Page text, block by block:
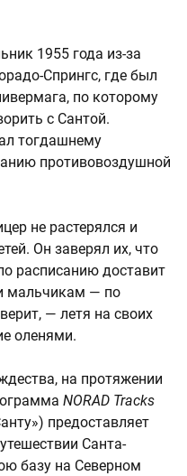
1955 года из-за
Спрингс, где был
по которому
с Сантой.
тогдашнему
противовоздушной
не растерялся и
Он заверял их, что
расписанию доставит
мальчикам — по
— летя на своих
оленями.
на протяжении
NORAD Tracks
предоставляет
Санта-
базу на Северном